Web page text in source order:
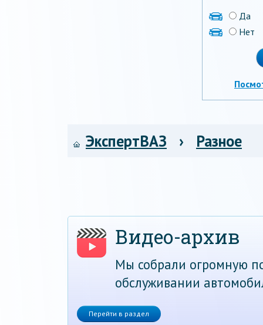
Да
Нет
ЭкспертВАЗ › Разное
Видео-архив
Мы собрали огромную
обслуживании
Перейти в раздел